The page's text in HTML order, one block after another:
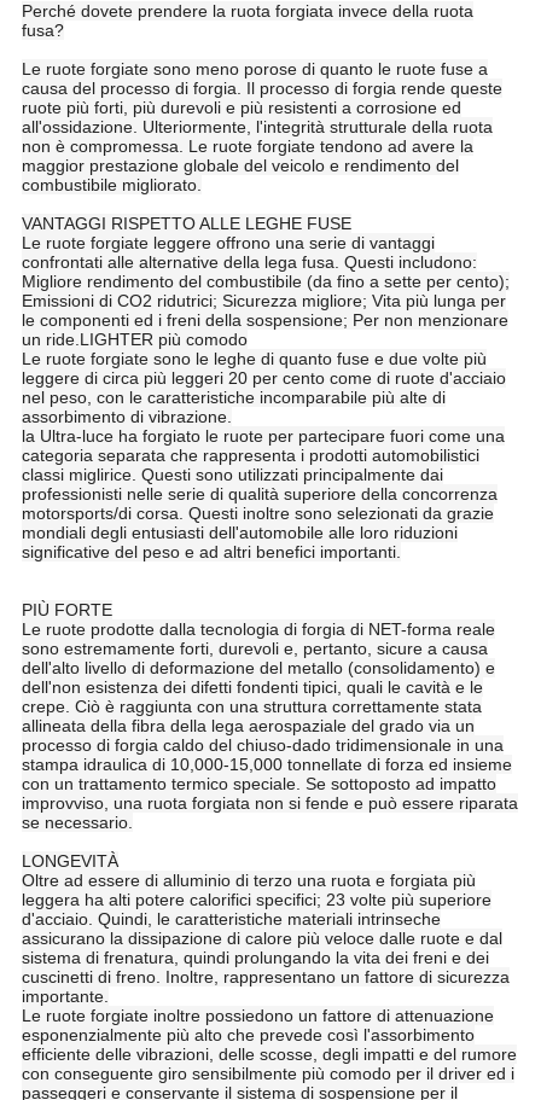
Perché dovete prendere la ruota forgiata invece della ruota
fusa?
Le ruote forgiate sono meno porose di quanto le ruote fuse a
causa del processo di forgia. Il processo di forgia rende queste
ruote più forti, più durevoli e più resistenti a corrosione ed
all'ossidazione. Ulteriormente, l'integrità strutturale della ruota
non è compromessa. Le ruote forgiate tendono ad avere la
maggior prestazione globale del veicolo e rendimento del
combustibile migliorato.
VANTAGGI RISPETTO ALLE LEGHE FUSE
Le ruote forgiate leggere offrono una serie di vantaggi
confrontati alle alternative della lega fusa. Questi includono:
Migliore rendimento del combustibile (da fino a sette per cento);
Emissioni di CO2 ridutrici; Sicurezza migliore; Vita più lunga per
le componenti ed i freni della sospensione; Per non menzionare
un ride.LIGHTER più comodo
Le ruote forgiate sono le leghe di quanto fuse e due volte più
leggere di circa più leggeri 20 per cento come di ruote d'acciaio
nel peso, con le caratteristiche incomparabile più alte di
assorbimento di vibrazione.
la Ultra-luce ha forgiato le ruote per partecipare fuori come una
categoria separata che rappresenta i prodotti automobilistici
classi miglirice. Questi sono utilizzati principalmente dai
professionisti nelle serie di qualità superiore della concorrenza
motorsports/di corsa. Questi inoltre sono selezionati da grazie
mondiali degli entusiasti dell'automobile alle loro riduzioni
significative del peso e ad altri benefici importanti.
PIÙ FORTE
Le ruote prodotte dalla tecnologia di forgia di NET-forma reale
sono estremamente forti, durevoli e, pertanto, sicure a causa
dell'alto livello di deformazione del metallo (consolidamento) e
dell'non esistenza dei difetti fondenti tipici, quali le cavità e le
crepe. Ciò è raggiunta con una struttura correttamente stata
allineata della fibra della lega aerospaziale del grado via un
processo di forgia caldo del chiuso-dado tridimensionale in una
stampa idraulica di 10,000-15,000 tonnellate di forza ed insieme
con un trattamento termico speciale. Se sottoposto ad impatto
improvviso, una ruota forgiata non si fende e può essere riparata
se necessario.
LONGEVITÀ
Oltre ad essere di alluminio di terzo una ruota e forgiata più
leggera ha alti potere calorifici specifici; 23 volte più superiore
d'acciaio. Quindi, le caratteristiche materiali intrinseche
assicurano la dissipazione di calore più veloce dalle ruote e dal
sistema di frenatura, quindi prolungando la vita dei freni e dei
cuscinetti di freno. Inoltre, rappresentano un fattore di sicurezza
importante.
Le ruote forgiate inoltre possiedono un fattore di attenuazione
esponenzialmente più alto che prevede così l'assorbimento
efficiente delle vibrazioni, delle scosse, degli impatti e del rumore
con conseguente giro sensibilmente più comodo per il driver ed i
passeggeri e conservante il sistema di sospensione per il